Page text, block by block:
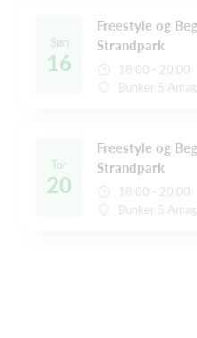
Søn
16
Freestyle og
Strandpark
18:00 - 20:00
Bunker 5
Tor
20
Freestyle og
Strandpark
18:00 - 20:00
Bunker 5